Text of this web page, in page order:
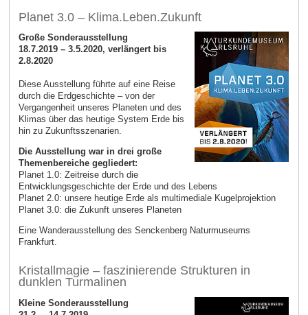
Planet 3.0 – Klima.Leben.Zukunft
Große Sonderausstellung
18.7.2019 – 3.5.2020, verlängert bis
2.8.2020
Diese Ausstellung führte auf eine Reise
durch die Erdgeschichte – von der
Vergangenheit unseres Planeten und des
Klimas über das heutige System Erde bis
hin zu Zukunftsszenarien.
Die Ausstellung war in drei große
Themenbereiche gegliedert:
Planet 1.0: Zeitreise durch die
Entwicklungsgeschichte der Erde und des Lebens
Planet 2.0: unsere heutige Erde als multimediale Kugelprojektion
Planet 3.0: die Zukunft unseres Planeten
Eine Wanderausstellung des Senckenberg Naturmuseums
Frankfurt.
Kristallmagie – faszinierende Strukturen in
dunklen Turmalinen
Kleine Sonderausstellung